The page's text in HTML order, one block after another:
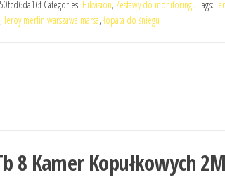
Categories: Hikvision, Zestawy do monitoringu Tags:
, leroy merlin warszawa marsa, łopata do śniegu
Kamer Kopułkowych